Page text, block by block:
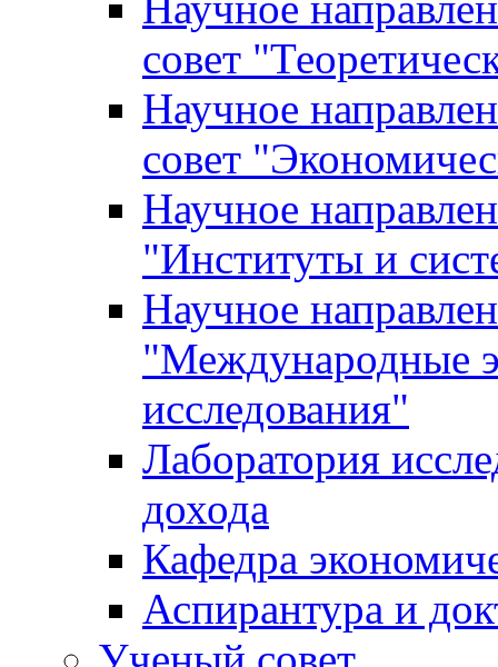
совет
Научное
совет
Научное
"Институты и
Научное
"Международные
исследования"
Лаборатория
дохода
Кафедра
Аспирантура и